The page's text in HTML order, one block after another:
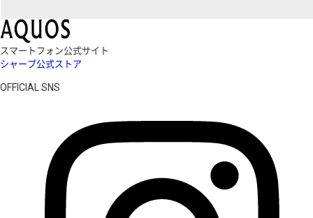
スマートフォン公式サイト
シャープ公式ストア
OFFICIAL SNS